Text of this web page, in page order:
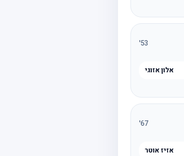
53
'
אלון אזוגי
67
'
אזיז אוטר